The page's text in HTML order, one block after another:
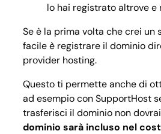
lo hai registrato altrove e
Se è la prima volta che crei un
facile è registrare il dominio
provider hosting.
Questo ti permette anche di
ad esempio con SupportHost
trasferisci il dominio non
dominio sarà incluso nel